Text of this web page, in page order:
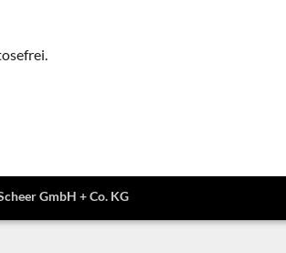
GmbH + Co. KG